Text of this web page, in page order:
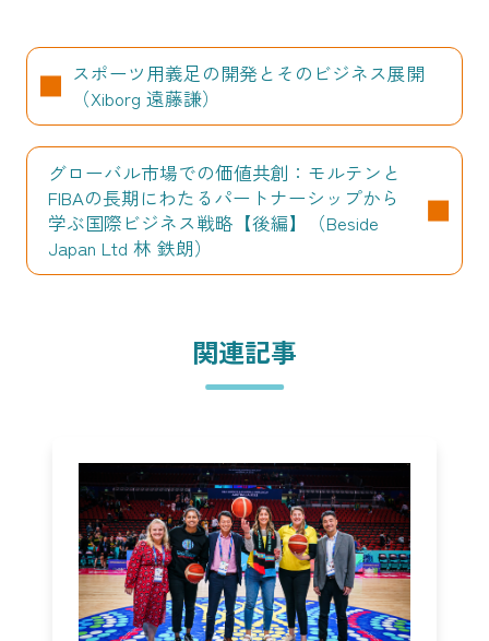
スポーツ用義足の開発とそのビジネス展開
（Xiborg 遠藤謙）
グローバル市場での価値共創：モルテンと
FIBAの長期にわたるパートナーシップから
学ぶ国際ビジネス戦略【後編】（Beside
Japan Ltd 林 鉄朗）
関連記事